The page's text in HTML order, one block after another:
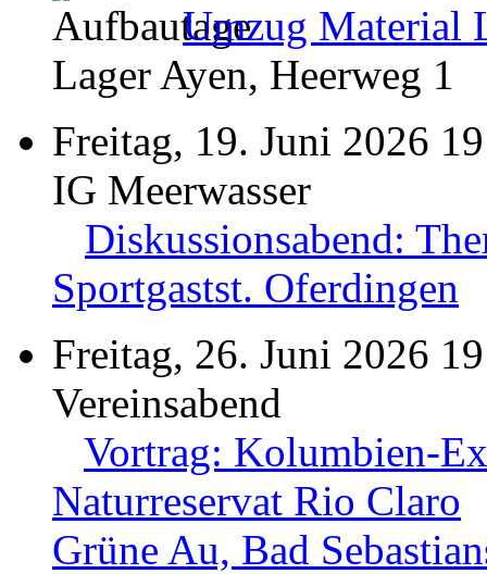
Umzug Material
Lager Ayen, Heerweg 1
Freitag, 19. Juni 2026
IG Meerwasser
Diskussionsabend:
Sportgastst. Oferdingen
Freitag, 26. Juni 2026
Vereinsabend
Vortrag: Kolumbien-
Naturreservat Rio Claro
Grüne Au, Bad